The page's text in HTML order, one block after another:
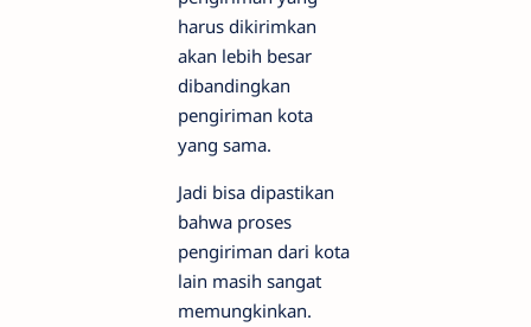
harus dikirimkan
akan lebih besar
dibandingkan
pengiriman kota
yang sama.
Jadi bisa dipastikan
bahwa proses
pengiriman dari kota
lain masih sangat
memungkinkan.